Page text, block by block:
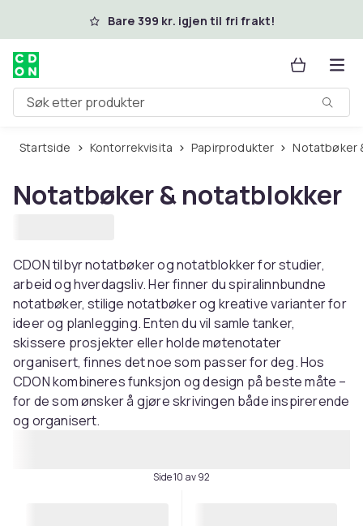
Hopp til hovedinnholdBare 399 kr. igjen til fri frakt!
Søk etter produkter
Startside Kontorrekvisita Papirprodukter
Notatbøker & notatblokker
CDON tilbyr notatbøker og notatblokker for studier,
arbeid og hverdagsliv. Her finner du spiralinnbundne
notatbøker, stilige notatbøker og kreative varianter for
ideer og planlegging. Enten du vil samle tanker,
skissere prosjekter eller holde møtenotater
organisert, finnes det noe som passer for deg. Hos
CDON kombineres funksjon og design på beste måte –
for de som ønsker å gjøre skrivingen både inspirerende
og organisert.
Side 10 av 92